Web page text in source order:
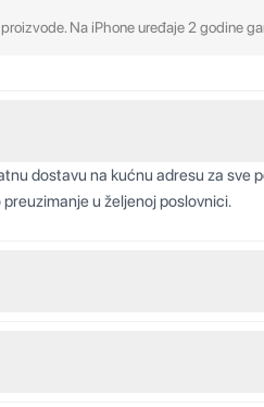
Na iPhone uređaje 2 godine
dostavu na kućnu adresu za sve
u željenoj poslovnici.